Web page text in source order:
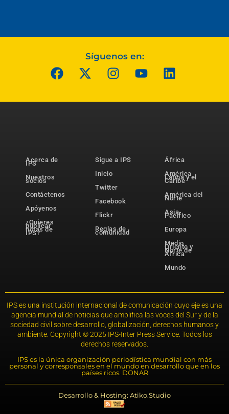
Síguenos en:
Acerca de
IPS
Nuestros
socios
Contáctenos
Apóyenos
¿Quieres
publicar
notas de
IPS?
Sigue a IPS
Inicio
Twitter
Facebook
Flickr
Reglas de
comunidad
África
América
Latina y el
Caribe
América del
Norte
Asia-
Pacífico
Europa
Medio
Oriente y
Norte de
África
Mundo
IPS es una institución internacional de comunicación cuyo eje es una
agencia mundial de noticias que amplifica las voces del Sur y de la
sociedad civil sobre desarrollo, globalización, derechos humanos y
ambiente. Copyright © 2025 IPS-Inter Press Service. Todos los
derechos reservados.
IPS es la única organización periodística mundial con más
personal y corresponsales en el mundo en desarrollo que en los
países ricos. DONAR
Desarrollo & Hosting: Atiko.Studio